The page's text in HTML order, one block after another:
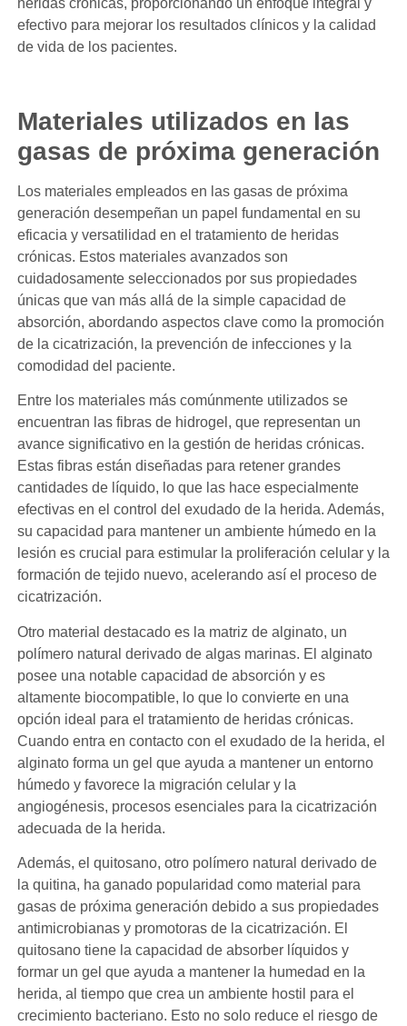
heridas crónicas, proporcionando un enfoque integral y
efectivo para mejorar los resultados clínicos y la calidad
de vida de los pacientes.
Materiales utilizados en las
gasas de próxima generación
Los materiales empleados en las gasas de próxima
generación desempeñan un papel fundamental en su
eficacia y versatilidad en el tratamiento de heridas
crónicas. Estos materiales avanzados son
cuidadosamente seleccionados por sus propiedades
únicas que van más allá de la simple capacidad de
absorción, abordando aspectos clave como la promoción
de la cicatrización, la prevención de infecciones y la
comodidad del paciente.
Entre los materiales más comúnmente utilizados se
encuentran las fibras de hidrogel, que representan un
avance significativo en la gestión de heridas crónicas.
Estas fibras están diseñadas para retener grandes
cantidades de líquido, lo que las hace especialmente
efectivas en el control del exudado de la herida. Además,
su capacidad para mantener un ambiente húmedo en la
lesión es crucial para estimular la proliferación celular y la
formación de tejido nuevo, acelerando así el proceso de
cicatrización.
Otro material destacado es la matriz de alginato, un
polímero natural derivado de algas marinas. El alginato
posee una notable capacidad de absorción y es
altamente biocompatible, lo que lo convierte en una
opción ideal para el tratamiento de heridas crónicas.
Cuando entra en contacto con el exudado de la herida, el
alginato forma un gel que ayuda a mantener un entorno
húmedo y favorece la migración celular y la
angiogénesis, procesos esenciales para la cicatrización
adecuada de la herida.
Además, el quitosano, otro polímero natural derivado de
la quitina, ha ganado popularidad como material para
gasas de próxima generación debido a sus propiedades
antimicrobianas y promotoras de la cicatrización. El
quitosano tiene la capacidad de absorber líquidos y
formar un gel que ayuda a mantener la humedad en la
herida, al tiempo que crea un ambiente hostil para el
crecimiento bacteriano. Esto no solo reduce el riesgo de